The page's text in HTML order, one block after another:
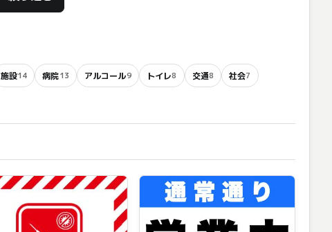
施設14 病院13 アルコール9 トイレ8 交通8 社会7